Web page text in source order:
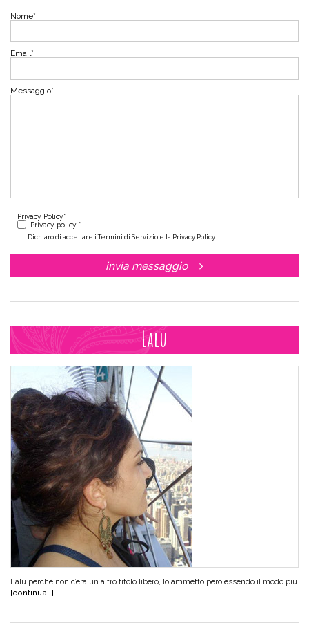
Nome*
Email*
Messaggio*
Privacy Policy*
Privacy policy *
Dichiaro di accettare i Termini di Servizio e la Privacy Policy
invia messaggio
Lalu
Lalu perché non c’era un altro titolo libero, lo ammetto però essendo il modo più
[continua…]